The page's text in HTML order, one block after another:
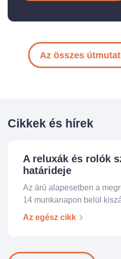
Az összes
Cikkek és hírek
A reluxák és rolók
határideje
Az árú alapesetben a
14 munkanapon belül
Az egész cikk